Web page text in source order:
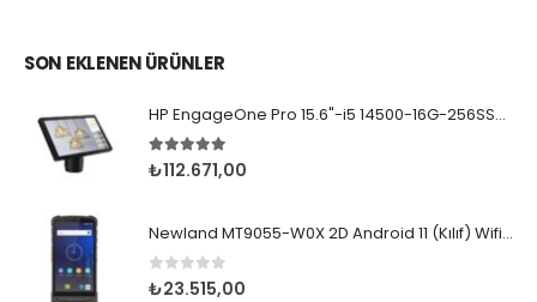
SON EKLENEN ÜRÜNLER
HP EngageOne Pro 15.6"-i5 14500-16G-256SSD-OST W11
5.00 5 üzerinden
₺112.671,00
Newland MT9055-W0X 2D Android 11 (Kılıf) Wifi BT
0 5 üzerinden
₺23.515,00